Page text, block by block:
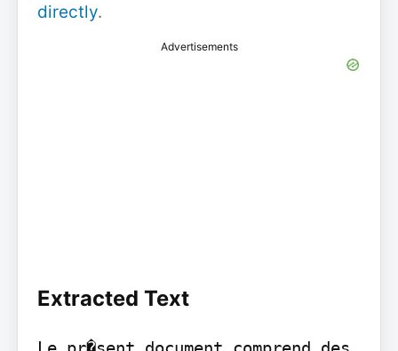
directly.
Advertisements
Extracted Text
Le pr�sent document comprend des